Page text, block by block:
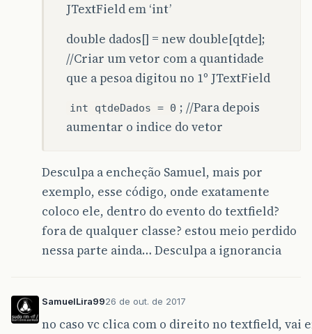
JTextField em ‘int’
double dados[] = new double[qtde];
//Criar um vetor com a quantidade
que a pesoa digitou no 1º JTextField
int qtdeDados = 0 ; //Para depois
aumentar o indice do vetor
Desculpa a encheção Samuel, mais por
exemplo, esse código, onde exatamente
coloco ele, dentro do evento do textfield?
fora de qualquer classe? estou meio perdido
nessa parte ainda… Desculpa a ignorancia
SamuelLira9926 de out. de 2017
no caso vc clica com o direito no textfield, vai